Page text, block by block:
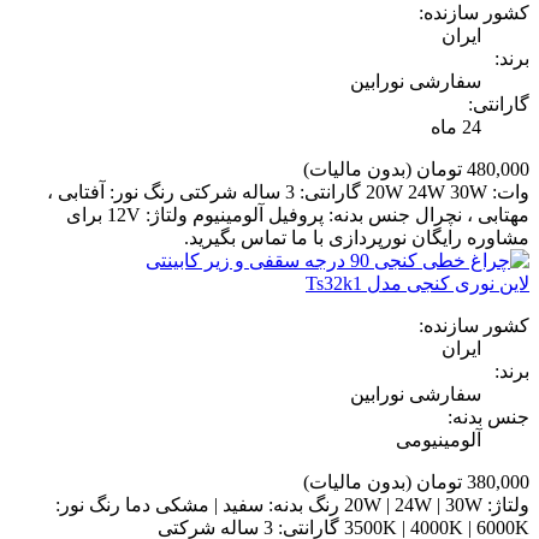
کشور سازنده:
ایران
برند:
سفارشی نورابین
گارانتی:
24 ماه
480,000 تومان
(بدون مالیات)
وات: 20W 24W 30W گارانتی: 3 ساله شرکتی رنگ نور: آفتابی ،
مهتابی ، نچرال جنس بدنه: پروفیل آلومینیوم ولتاژ: 12V برای
مشاوره رایگان نورپردازی با ما تماس بگیرید.
لاین نوری کنجی مدل Ts32k1
کشور سازنده:
ایران
برند:
سفارشی نورابین
جنس بدنه:
آلومینیومی
380,000 تومان
(بدون مالیات)
ولتاژ: 20W | 24W | 30W رنگ بدنه: سفید | مشکی دما رنگ نور:
3500K | 4000K | 6000K گارانتی: 3 ساله شرکتی